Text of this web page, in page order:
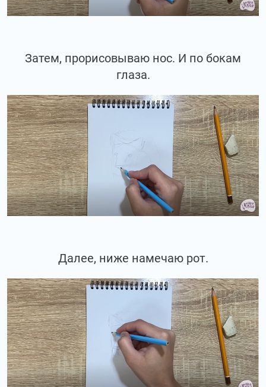
Затем, прорисовываю нос. И по бокам
глаза.
Далее, ниже намечаю рот.